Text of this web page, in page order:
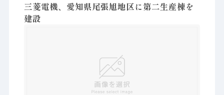
三菱電機、愛知県尾張旭地区に第二生産棟を
建設